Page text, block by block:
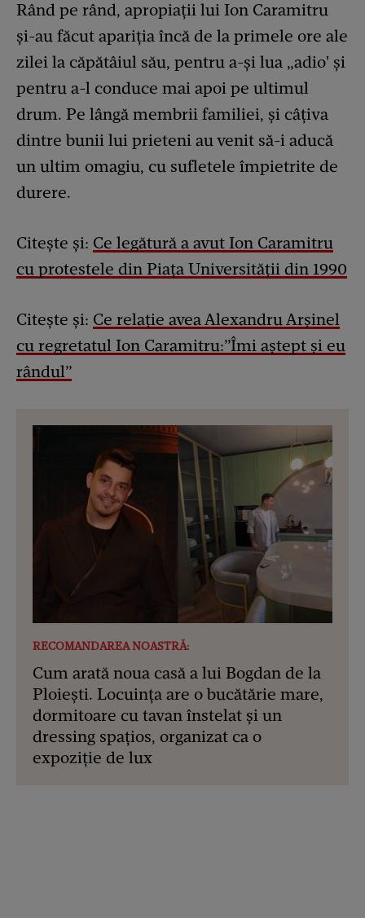
Rând pe rând, apropiații lui Ion Caramitru
și-au făcut apariția încă de la primele ore ale
zilei la căpătâiul său, pentru a-și lua „adio' și
pentru a-l conduce mai apoi pe ultimul
drum. Pe lângă membrii familiei, și câțiva
dintre bunii lui prieteni au venit să-i aducă
un ultim omagiu, cu sufletele împietrite de
durere.
Citește și: Ce legătură a avut Ion Caramitru
cu protestele din Piața Universității din 1990
Citește și: Ce relație avea Alexandru Arșinel
cu regretatul Ion Caramitru:”Îmi aștept și eu
rândul”
RECOMANDAREA NOASTRĂ:
Cum arată noua casă a lui Bogdan de la
Ploiești. Locuința are o bucătărie mare,
dormitoare cu tavan înstelat și un
dressing spațios, organizat ca o
expoziție de lux